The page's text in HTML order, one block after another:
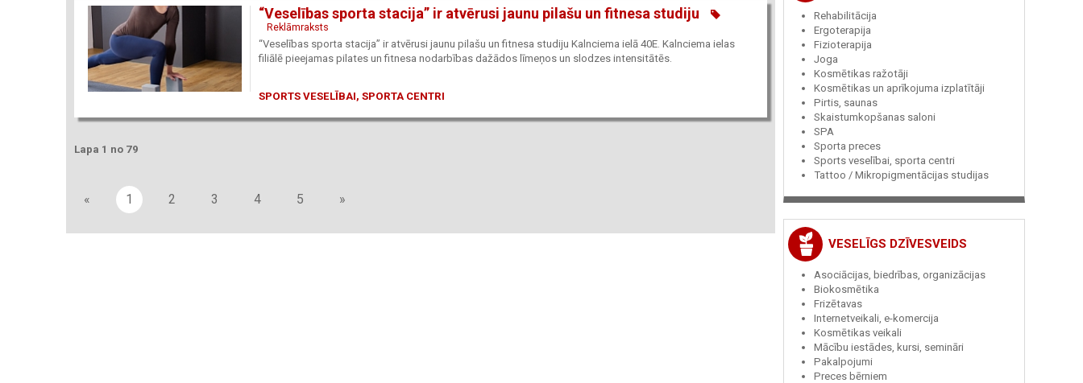
“Veselības sporta stacija” ir atvērusi jaunu pilašu un fitnesa studiju
Reklāmraksts
“Veselības sporta stacija” ir atvērusi jaunu pilašu un fitnesa studiju Kalnciema ielā 40E. Kalnciema ielas
filiālē pieejamas pilates un fitnesa nodarbības dažādos līmeņos un slodzes intensitātēs.
SPORTS VESELĪBAI, SPORTA CENTRI
Lapa 1 no 79
« 1 2 3 4 5 »
Rehabilitācija
Ergoterapija
Fizioterapija
Joga
Kosmētikas ražotāji
Kosmētikas un aprīkojuma izplatītāji
Pirtis, saunas
Skaistumkopšanas saloni
SPA
Sporta preces
Sports veselībai, sporta centri
Tattoo / Mikropigmentācijas studijas
VESELĪGS DZĪVESVEIDS
Asociācijas, biedrības, organizācijas
Biokosmētika
Frizētavas
Internetveikali, e-komercija
Kosmētikas veikali
Mācību iestādes, kursi, semināri
Pakalpojumi
Preces bērniem